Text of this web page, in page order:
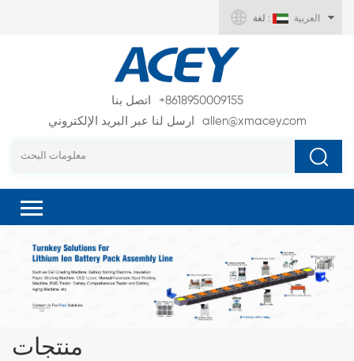
لغة : العربية
اتصل بنا
+8618950009155
ارسل لنا عبر البريد الإلكتروني
allen@xmacey.com
منتجات